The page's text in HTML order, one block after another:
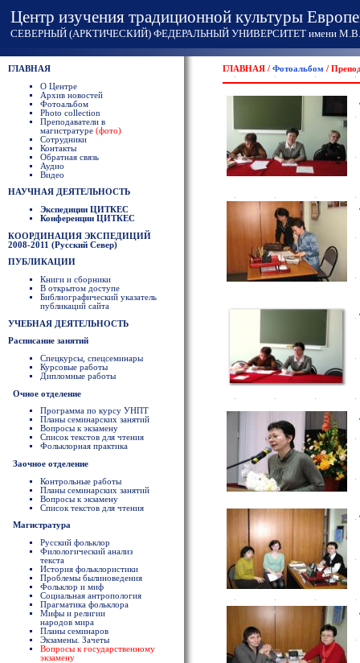
Центр изучения традиционной культуры
СЕВЕРНЫЙ (АРКТИЧЕСКИЙ) ФЕДЕРАЛЬНЫЙ УНИВЕРСИТЕТ имени М.В.
ГЛАВНАЯ
О Центре
Архив новостей
Фотоальбом
Photo collection
Преподаватели в
магистратуре (фото)
Сотрудники
Контакты
Обратная связь
Аудио
Видео
НАУЧНАЯ ДЕЯТЕЛЬНОСТЬ
Экспедиции ЦИТКЕС
Конференции ЦИТКЕС
КООРДИНАЦИЯ ЭКСПЕДИЦИЙ
2008-2011 (Русский Север)
ПУБЛИКАЦИИ
Книги и сборники
В открытом доступе
Библиографический указатель
публикаций сайта
УЧЕБНАЯ ДЕЯТЕЛЬНОСТЬ
Расписание занятий
Спецкурсы, спецсеминары
Курсовые работы
Дипломные работы
Очное отделение
Программа по курсу УНПТ
Планы семинарских занятий
Вопросы к экзамену
Список текстов для чтения
Фольклорная практика
Заочное отделение
Контрольные работы
Планы семинарских занятий
Вопросы к экзамену
Список текстов для чтения
Магистратура
Русский фольклор
Филологический анализ
текста
История фольклористики
Проблемы былиноведения
Фольклор и миф
Социальная антропология
Прагматика фольклора
Мифы и религии
народов мира
Планы семинаров
Экзамены. Зачеты
Вопросы к государственному
экзамену
ГЛАВНАЯ / Фотоальбом /